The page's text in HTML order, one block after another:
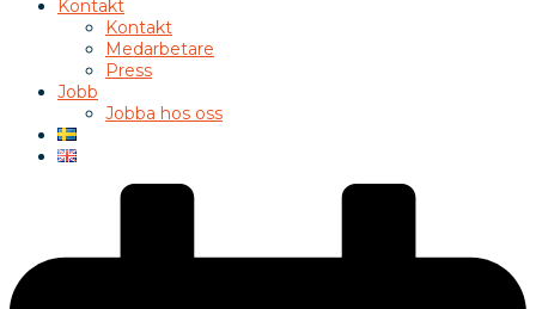
Kontakt
Kontakt
Medarbetare
Press
Jobb
Jobba hos oss